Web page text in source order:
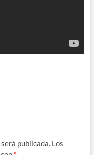
publicada. Los